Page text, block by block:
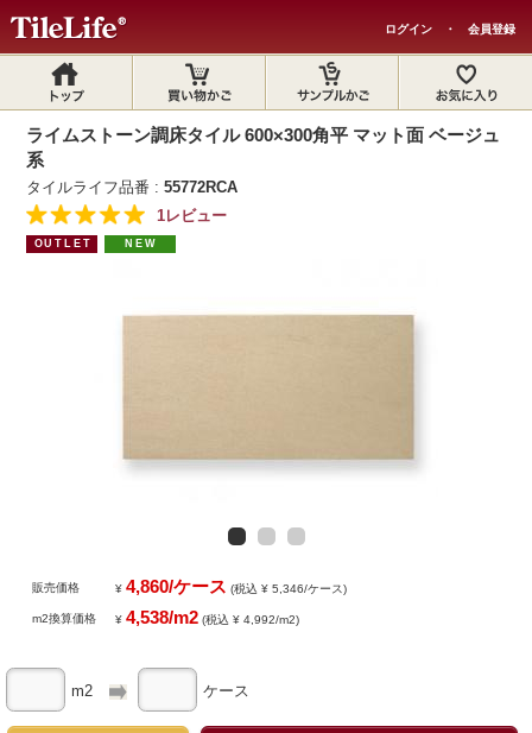
ログイン ・ 会員登録
ライムストーン調床タイル 600×300角平 マット面 ベージュ
系
タイルライフ品番 :55772RCA
1レビュー
OUTLET NEW
販売価格 ¥4,860/ケース (税込 ¥ 5,346/ケース)
m2換算価格 ¥4,538/m2 (税込 ¥ 4,992/m2)
m2 ケース